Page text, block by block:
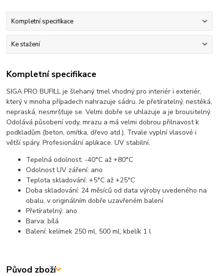
Kompletní specifikace
Ke stažení
Kompletní specifikace
SIGA PRO BUFILL je šlehaný tmel vhodný pro interiér i exteriér,
který v mnoha případech nahrazuje sádru. Je přetíratelný, nestéká,
nepraská, nesmršťuje se. Velmi dobře se uhlazuje a je brousitelný.
Odolává působení vody, mrazu a má velmi dobrou přilnavost k
podkladům (beton, omítka, dřevo atd.). Trvale vyplní vlasové i
větší spáry. Profesionální aplikace. UV stabilní.
Tepelná odolnost: -40°C až +80°C
Odolnost UV záření: ano
Teplota skladování: +5°C až +25°C
Doba skladování: 24 měsíců od data výroby uvedeného na
obalu, v originálním dobře uzavřeném balení
Přetíratelný: ano
Barva: bílá
Balení: kelímek 250 ml, 500 ml, kbelík 1 l
Původ zboží